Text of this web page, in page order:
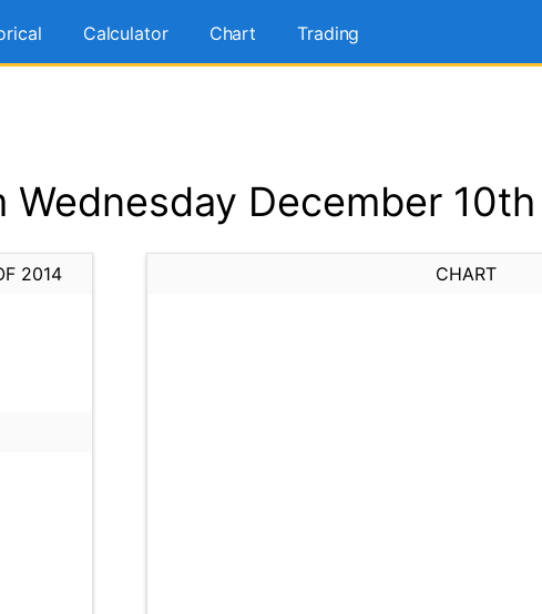
Calculator Chart Trading
Wednesday December
2014 CHART